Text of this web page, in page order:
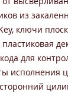
из
ключи
для
исполнения